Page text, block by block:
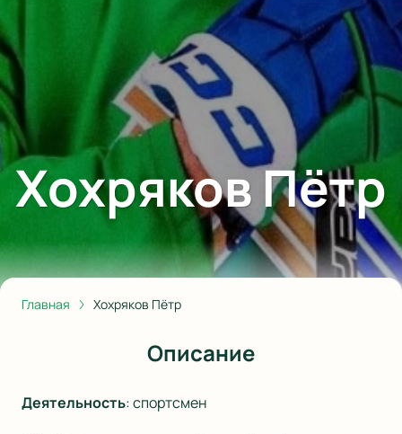
Хохряков Пётр
Главная Хохряков Пётр
Описание
Деятельность:спортсмен